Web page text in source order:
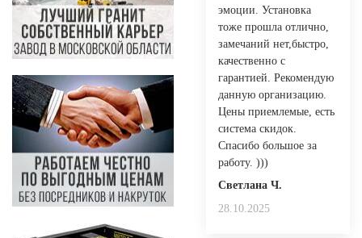
эмоции. Установка
тоже прошла отлично,
замечаний нет,быстро,
качественно с
гарантией. Рекомендую
данную организацию.
Цены приемлемые, есть
система скидок.
Спасибо большое за
работу. )))
Светлана Ч.
28.10.2025